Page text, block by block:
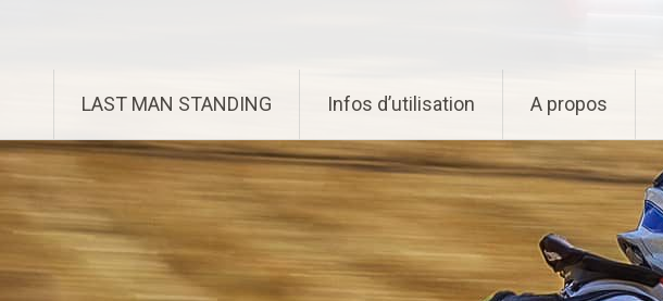
contenu
LAST MAN STANDING Infos d’utilisation A propos